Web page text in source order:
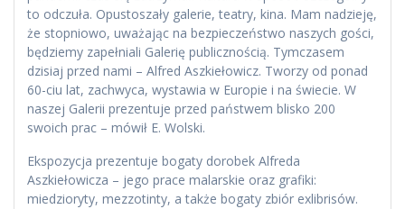
to odczuła. Opustoszały galerie, teatry, kina. Mam nadzieję,
że stopniowo, uważając na bezpieczeństwo naszych gości,
będziemy zapełniali Galerię publicznością. Tymczasem
dzisiaj przed nami – Alfred Aszkiełowicz. Tworzy od ponad
60-ciu lat, zachwyca, wystawia w Europie i na świecie. W
naszej Galerii prezentuje przed państwem blisko 200
swoich prac – mówił E. Wolski.
Ekspozycja prezentuje bogaty dorobek Alfreda
Aszkiełowicza – jego prace malarskie oraz grafiki:
miedzioryty, mezzotinty, a także bogaty zbiór exlibrisów.